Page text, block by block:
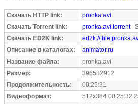
Скачать HTTP link:
pronka.avi
Скачать Torrent link:
pronka.avi.torrent
Скачать ED2K link:
ed2k://
Описание в каталогах:
animator.ru
Название файла:
pronka.avi
Размер:
396582912
Продолжительность:
00:25:31
Видеоформат:
512x384 00:25:32